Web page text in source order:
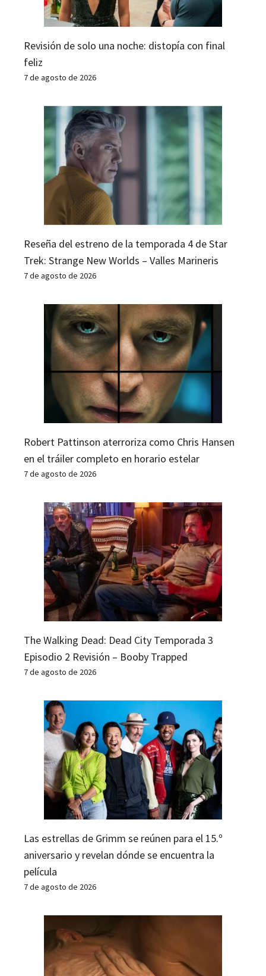
Revisión de solo una noche: distopía con final
feliz
7 de agosto de 2026
Reseña del estreno de la temporada 4 de Star
Trek: Strange New Worlds – Valles Marineris
7 de agosto de 2026
Robert Pattinson aterroriza como Chris Hansen
en el tráiler completo en horario estelar
7 de agosto de 2026
The Walking Dead: Dead City Temporada 3
Episodio 2 Revisión – Booby Trapped
7 de agosto de 2026
Las estrellas de Grimm se reúnen para el 15.º
aniversario y revelan dónde se encuentra la
película
7 de agosto de 2026